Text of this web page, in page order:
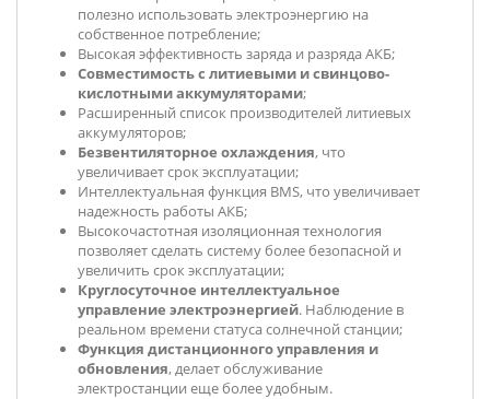
полезно использовать электроэнергию на
собственное потребление;
Высокая эффективность заряда и разряда АКБ;
Совместимость с литиевыми и свинцово-
кислотными аккумуляторами;
Расширенный список производителей литиевых
аккумуляторов;
Безвентиляторное охлаждения, что
увеличивает срок эксплуатации;
Интеллектуальная функция BMS, что увеличивает
надежность работы АКБ;
Высокочастотная изоляционная технология
позволяет сделать систему более безопасной и
увеличить срок эксплуатации;
Круглосуточное интеллектуальное
управление электроэнергией. Наблюдение в
реальном времени статуса солнечной станции;
Функция дистанционного управления и
обновления, делает обслуживание
электростанции еще более удобным.